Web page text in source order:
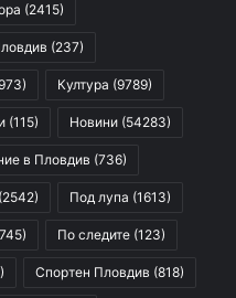
(2415)
(237)
Култура (9789)
(115) Новини (54283)
в Пловдив (736)
(2542) Под лупа (1613)
По следите (123)
Спортен Пловдив (818)